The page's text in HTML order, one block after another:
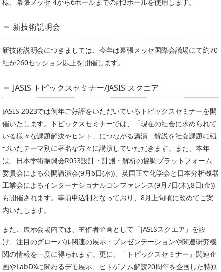
様、幕張メッセ 4から6ホールまでの計3ホールを使用します。
新技術説明会
新技術説明会につきましては、今年は幕張メッセ国際会議場にて約70
社が260セッション以上を開催します。
JASIS トピックスセミナー/JASIS スクエア
JASIS 2023では例年ご好評をいただいているトピックスセミナーを開
催いたします。トピックスセミナーでは、「現在の社会に求められて
いる様々な課題解決やヒント」につながる講演・解説を社会課題に紐
づいたテーマ別に著名な方々に講演していただきます。また、本年
は、日本学術振興会R053設計・計測・解析の協調プラットフォーム
委員会による公開講演会(9月6日(水))、英国王立化学会と日本分析機器
工業会によるインターナショナルコンファレンス(9月7日(木),8日(金))
も開催されます。事前申込制となっており、8月上旬頃に改めてご案
内いたします。
また、展示会場内では、主催者企画として「JASISスクエア」を設
け、注目のグローバル関連の展示・プレゼンテーションや関連研究機
関の情報を一度に得られます。更に、「トピックスセミナー」関連企
画やLabDXに関わるデモ展示、ヒトゲノム解読20周年を企画した特別